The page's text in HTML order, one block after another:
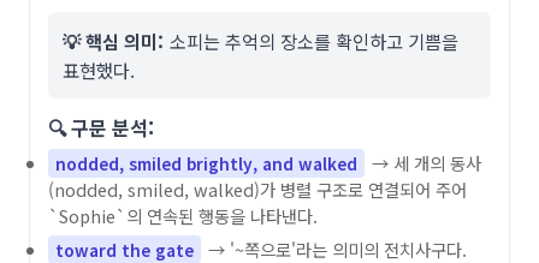
💡 핵심 의미: 소피는 추억의 장소를 확인하고 기쁨을
표현했다.
🔍 구문 분석:
nodded, smiled brightly, and walked
→ 세 개의 동사
(nodded, smiled, walked)가 병렬 구조로 연결되어 주어
`Sophie`의 연속된 행동을 나타낸다.
toward the gate → '~쪽으로'라는 의미의 전치사구다.